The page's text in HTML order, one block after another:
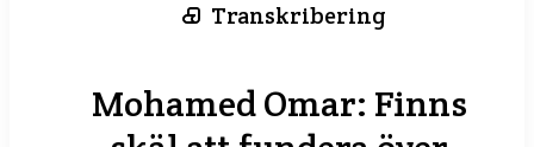
Transkribering
Mohamed Omar: Finns